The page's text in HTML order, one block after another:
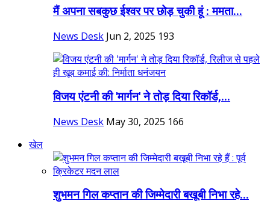
मैं अपना सबकुछ ईश्वर पर छोड़ चुकी हूं : ममता...
News Desk Jun 2, 2025 193
विजय एंटनी की 'मार्गन' ने तोड़ दिया रिकॉर्ड,...
News Desk May 30, 2025 166
खेल
शुभमन गिल कप्तान की जिम्मेदारी बखूबी निभा रहे...